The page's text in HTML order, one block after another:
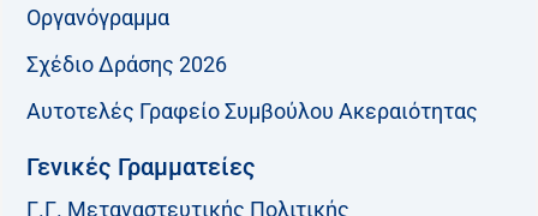
Οργανόγραμμα
Σχέδιο Δράσης 2026
Αυτοτελές Γραφείο Συμβούλου Ακεραιότητας
Γενικές Γραμματείες
Γ.Γ. Μεταναστευτικής Πολιτικής